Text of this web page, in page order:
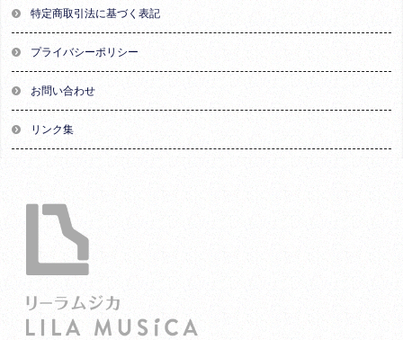
特定商取引法に基づく表記
プライバシーポリシー
お問い合わせ
リンク集